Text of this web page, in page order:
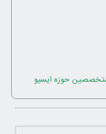
حوزه ایسیو